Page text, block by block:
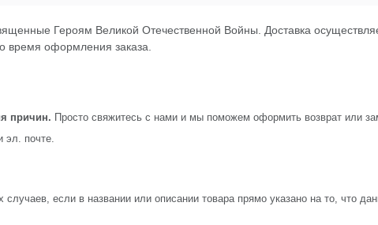
Героям Великой Отечественной Войны. Доставка
время оформления заказа.
причин. Просто свяжитесь с нами и мы поможем оформить возврат или
эл. почте.
если в названии или описании товара прямо указано на то, что